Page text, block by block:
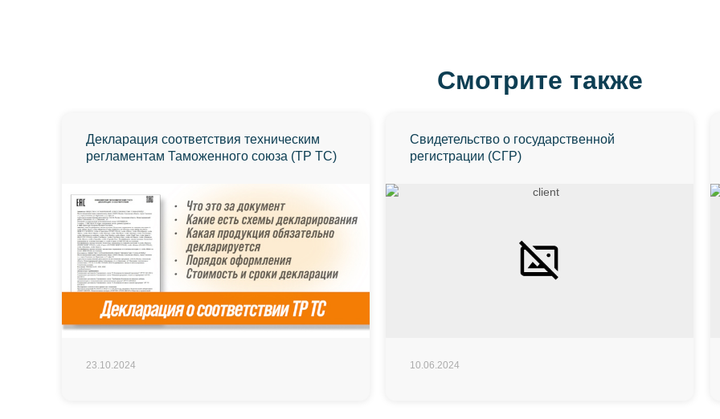
Смотрите также
Декларация соответствия техническим
регламентам Таможенного союза (ТР ТС)
23.10.2024
Свидетельство о государственной
регистрации (СГР)
10.06.2024